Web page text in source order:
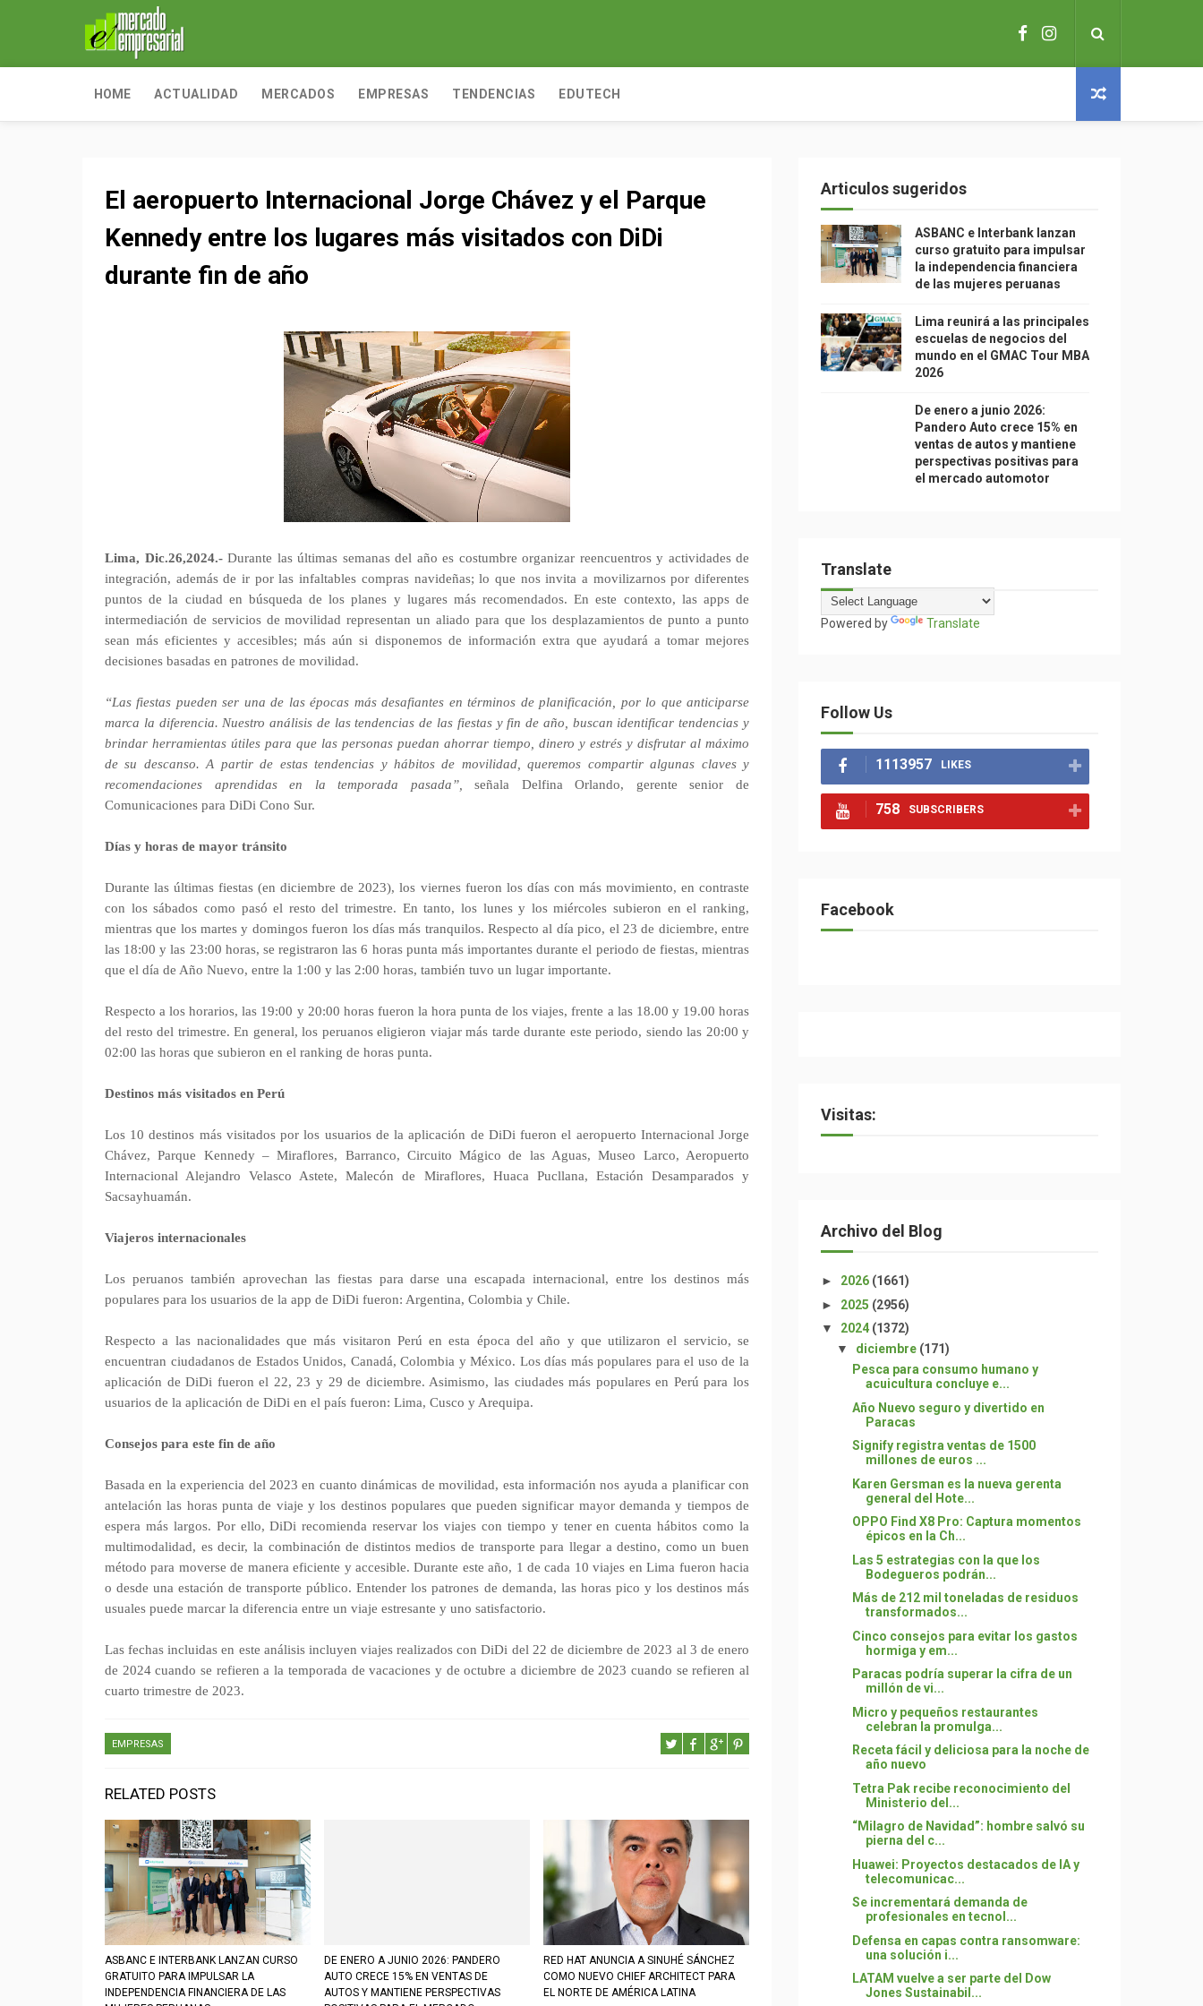
HOME ACTUALIDAD MERCADOS EMPRESAS TENDENCIAS EDUTECH
El aeropuerto Internacional Jorge Chávez y el Parque
Kennedy entre los lugares más visitados con DiDi
durante fin de año
Lima, Dic.26,2024.- Durante las últimas semanas del año es costumbre organizar reencuentros y actividades de
integración, además de ir por las infaltables compras navideñas; lo que nos invita a movilizarnos por diferentes
puntos de la ciudad en búsqueda de los planes y lugares más recomendados. En este contexto, las apps de
intermediación de servicios de movilidad representan un aliado para que los desplazamientos de punto a punto
sean más eficientes y accesibles; más aún si disponemos de información extra que ayudará a tomar mejores
decisiones basadas en patrones de movilidad.
“Las fiestas pueden ser una de las épocas más desafiantes en términos de planificación, por lo que anticiparse
marca la diferencia. Nuestro análisis de las tendencias de las fiestas y fin de año, buscan identificar tendencias y
brindar herramientas útiles para que las personas puedan ahorrar tiempo, dinero y estrés y disfrutar al máximo
de su descanso. A partir de estas tendencias y hábitos de movilidad, queremos compartir algunas claves y
recomendaciones aprendidas en la temporada pasada”,
señala Delfina Orlando, gerente senior de
Comunicaciones para DiDi Cono Sur.
Días y horas de mayor tránsito
Durante las últimas fiestas (en diciembre de 2023), los viernes fueron los días con más movimiento, en contraste
con los sábados como pasó el resto del trimestre. En tanto, los lunes y los miércoles subieron en el ranking,
mientras que los martes y domingos fueron los días más tranquilos. Respecto al día pico, el 23 de diciembre, entre
las 18:00 y las 23:00 horas, se registraron las 6 horas punta más importantes durante el periodo de fiestas, mientras
que el día de Año Nuevo, entre la 1:00 y las 2:00 horas, también tuvo un lugar importante.
Respecto a los horarios, las 19:00 y 20:00 horas fueron la hora punta de los viajes, frente a las 18.00 y 19.00 horas
del resto del trimestre. En general, los peruanos eligieron viajar más tarde durante este periodo, siendo las 20:00 y
02:00 las horas que subieron en el ranking de horas punta.
Destinos más visitados en Perú
Los 10 destinos más visitados por los usuarios de la aplicación de DiDi fueron el aeropuerto Internacional Jorge
Chávez, Parque Kennedy – Miraflores, Barranco, Circuito Mágico de las Aguas, Museo Larco, Aeropuerto
Internacional Alejandro Velasco Astete, Malecón de Miraflores, Huaca Pucllana, Estación Desamparados y
Sacsayhuamán.
Viajeros internacionales
Los peruanos también aprovechan las fiestas para darse una escapada internacional, entre los destinos más
populares para los usuarios de la app de DiDi fueron: Argentina, Colombia y Chile.
Respecto a las nacionalidades que más visitaron Perú en esta época del año y que utilizaron el servicio, se
encuentran ciudadanos de Estados Unidos, Canadá, Colombia y México. Los días más populares para el uso de la
aplicación de DiDi fueron el 22, 23 y 29 de diciembre. Asimismo, las ciudades más populares en Perú para los
usuarios de la aplicación de DiDi en el país fueron: Lima, Cusco y Arequipa.
Consejos para este fin de año
Basada en la experiencia del 2023 en cuanto dinámicas de movilidad, esta información nos ayuda a planificar con
antelación las horas punta de viaje y los destinos populares que pueden significar mayor demanda y tiempos de
espera más largos. Por ello, DiDi recomienda reservar los viajes con tiempo y tener en cuenta hábitos como la
multimodalidad, es decir, la combinación de distintos medios de transporte para llegar a destino, como un buen
método para moverse de manera eficiente y accesible. Durante este año, 1 de cada 10 viajes en Lima fueron hacia
o desde una estación de transporte público. Entender los patrones de demanda, las horas pico y los destinos más
usuales puede marcar la diferencia entre un viaje estresante y uno satisfactorio.
Las fechas incluidas en este análisis incluyen viajes realizados con DiDi del 22 de diciembre de 2023 al 3 de enero
de 2024 cuando se refieren a la temporada de vacaciones y de octubre a diciembre de 2023 cuando se refieren al
cuarto trimestre de 2023.
EMPRESAS
RELATED POSTS
ASBANC E INTERBANK LANZAN CURSO
GRATUITO PARA IMPULSAR LA
INDEPENDENCIA FINANCIERA DE LAS
DE ENERO A JUNIO 2026: PANDERO
AUTO CRECE 15% EN VENTAS DE
AUTOS Y MANTIENE PERSPECTIVAS
RED HAT ANUNCIA A SINUHÉ SÁNCHEZ
COMO NUEVO CHIEF ARCHITECT PARA
EL NORTE DE AMÉRICA LATINA
Articulos sugeridos
ASBANC e Interbank lanzan
curso gratuito para impulsar
la independencia financiera
de las mujeres peruanas
Lima reunirá a las principales
escuelas de negocios del
mundo en el GMAC Tour MBA
2026
De enero a junio 2026:
Pandero Auto crece 15% en
ventas de autos y mantiene
perspectivas positivas para
el mercado automotor
Translate
Powered by Translate
Follow Us
1113957 LIKES
758 SUBSCRIBERS
Facebook
Visitas:
Archivo del Blog
► 2026 (1661)
► 2025 (2956)
▼ 2024 (1372)
▼ diciembre (171)
Pesca para consumo humano y
acuicultura concluye e...
Año Nuevo seguro y divertido en
Paracas
Signify registra ventas de 1500
millones de euros ...
Karen Gersman es la nueva gerenta
general del Hote...
OPPO Find X8 Pro: Captura momentos
épicos en la Ch...
Las 5 estrategias con la que los
Bodegueros podrán...
Más de 212 mil toneladas de residuos
transformados...
Cinco consejos para evitar los gastos
hormiga y em...
Paracas podría superar la cifra de un
millón de vi...
Micro y pequeños restaurantes
celebran la promulga...
Receta fácil y deliciosa para la noche de
año nuevo
Tetra Pak recibe reconocimiento del
Ministerio del...
“Milagro de Navidad”: hombre salvó su
pierna del c...
Huawei: Proyectos destacados de IA y
telecomunicac...
Se incrementará demanda de
profesionales en tecnol...
Defensa en capas contra ransomware:
una solución i...
LATAM vuelve a ser parte del Dow
Jones Sustainabil...